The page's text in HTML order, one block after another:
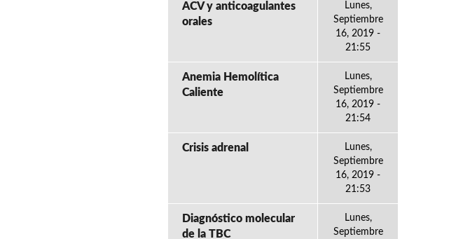
ACV y anticoagulantes
orales
Lunes,
Septiembre
16, 2019 -
21:55
Anemia Hemolítica
Caliente
Lunes,
Septiembre
16, 2019 -
21:54
Crisis adrenal
Lunes,
Septiembre
16, 2019 -
21:53
Diagnóstico molecular
de la TBC
Lunes,
Septiembre